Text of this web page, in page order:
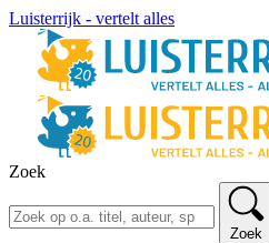
Luisterrijk - vertelt alles
Zoek
Zoek